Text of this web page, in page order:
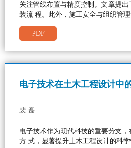
关注管线布置与精度控制。文章提
装流 程。此外，施工安全与组织管
PDF
电子技术在土木工程设计中
裴 磊
电子技术作为现代科技的重要分支
方 式，显著提升土木工程设计的科